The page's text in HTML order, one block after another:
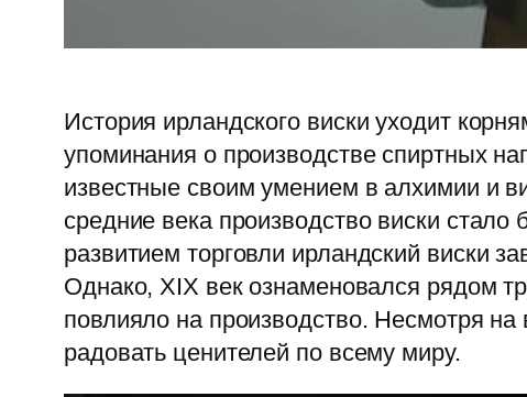
История ирландского виски уходит
упоминания о производстве спиртных
известные своим умением в алхимии и
средние века производство виски
развитием торговли ирландский виски
Однако, XIX век ознаменовался рядом
повлияло на производство. Несмотря
радовать ценителей по всему миру.